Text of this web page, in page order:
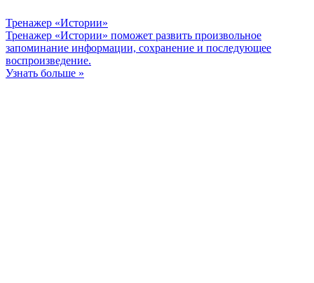
Тренажер «Истории»
Тренажер «Истории» поможет развить произвольное
запоминание информации, сохранение и последующее
воспроизведение.
Узнать больше »